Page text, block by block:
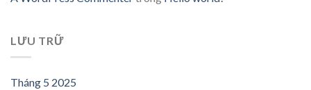
LƯU TRỮ
Tháng 5 2025